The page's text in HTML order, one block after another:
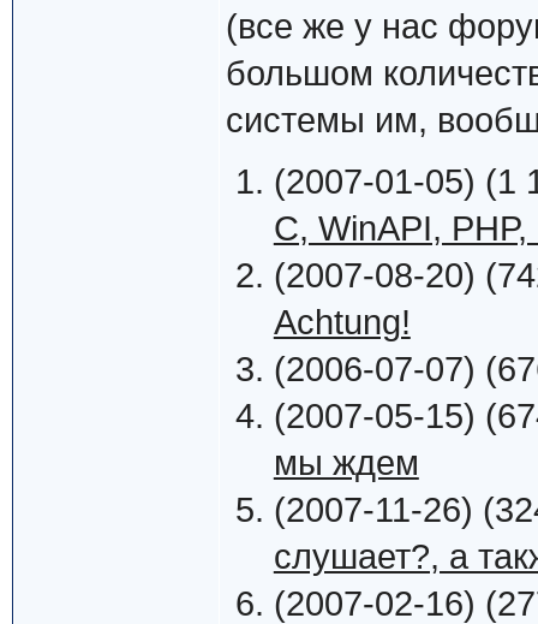
(все же у нас
большом
системы им,
(2007-01-05) (1
C, WinAPI,
(2007-08-20)
Achtung!
(2006-07-07)
(2007-05-15)
мы ждем
(2007-11-26)
слушает?, а
(2007-02-16)